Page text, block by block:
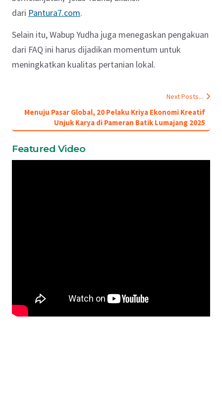
dari Pantura7.com.
Selain itu, Wabup Yudha juga menegaskan pengakuan
dari FAQ ini harus dijadikan momentum untuk
meningkatkan kualitas pertanian lokal.
Next Posts...
Menuju Pasar Global, 20 Pelaku Kriya Ekonomi Kreatif
Unjuk Karya di Pameran Batik Lumajang 2025
Featured Video